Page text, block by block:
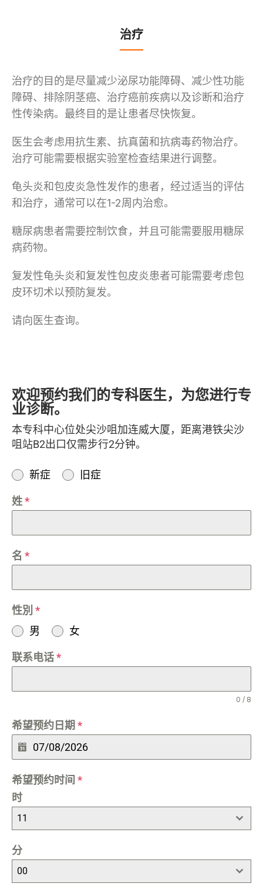
治疗
治疗的目的是尽量减少泌尿功能障碍、减少性功能
障碍、排除阴茎癌、治疗癌前疾病以及诊断和治疗
性传染病。最终目的是让患者尽快恢复。
医生会考虑用抗生素、抗真菌和抗病毒药物治疗。
治疗可能需要根据实验室检查结果进行调整。
龟头炎和包皮炎急性发作的患者，经过适当的评估
和治疗，通常可以在1-2周内治愈。
糖尿病患者需要控制饮食，并且可能需要服用糖尿
病药物。
复发性龟头炎和复发性包皮炎患者可能需要考虑包
皮环切术以预防复发。
请向医生查询。
欢迎预约我们的专科医生，为您进行专
业诊断。
本专科中心位处尖沙咀加连威大厦，距离港铁尖沙
咀站B2出口仅需步行2分钟。
新症 旧症
姓*
名 *
性別 *
男
女
联系电话*
0 / 8
希望预约日期 *
希望预约时间 *
时
11
分
00